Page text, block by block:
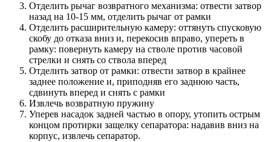
Отделить рычаг возвратного механизма: отвести затвор
назад на 10-15 мм, отделить рычаг от рамки
Отделить расширительную камеру: оттянуть спусковую
скобу до отказа вниз и, перекосив вправо, упереть в
рамку: повернуть камеру на стволе против часовой
стрелки и снять со ствола вперед
Отделить затвор от рамки: отвести затвор в крайнее
заднее положение и, приподняв его заднюю часть,
сдвинуть вперед и снять с рамки
Извлечь возвратную пружину
Уперев насадок задней частью в опору, утопить острым
концом протирки защелку сепаратора: надавив вниз на
корпус, извлечь сепаратор.